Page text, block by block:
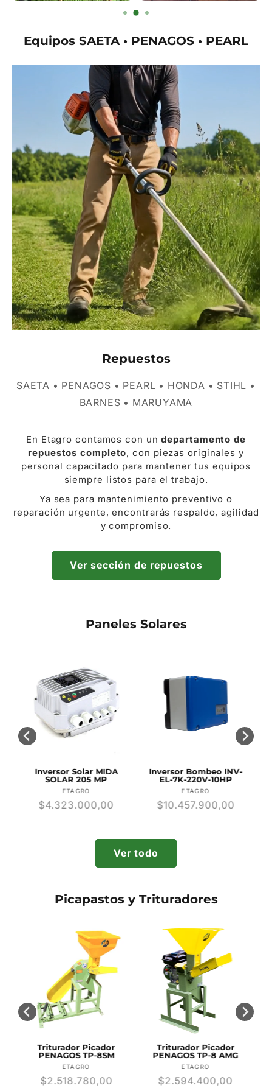
Equipos SAETA • PENAGOS • PEARL
Repuestos
SAETA • PENAGOS • PEARL • HONDA • STIHL •
BARNES • MARUYAMA
En Etagro contamos con undepartamento de
repuestos completo, con piezas originales y
personal capacitado para mantener tus equipos
siempre listos para el trabajo.
Ya sea para mantenimiento preventivo o
reparación urgente, encontrarás respaldo, agilidad
y compromiso.
Ver sección de repuestos
Paneles Solares
Inversor Solar MIDA
SOLAR 205 MP
Proveedor:
ETAGRO
Precio
$4.323.000,00
Inversor Bombeo INV-
EL-7K-220V-10HP
Proveedor:
ETAGRO
Precio
$10.457.900,00
Ver todo
Picapastos y Trituradores
Triturador Picador
PENAGOS TP-8SM
Proveedor:
ETAGRO
Precio
$2.518.780,00
Triturador Picador
PENAGOS TP-8 AMG
Proveedor:
ETAGRO
Precio
$2.594.400,00